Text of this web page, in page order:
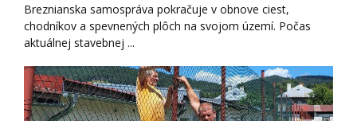
Breznianska samospráva pokračuje v obnove ciest,
chodníkov a spevnených plôch na svojom území. Počas
aktuálnej stavebnej ...